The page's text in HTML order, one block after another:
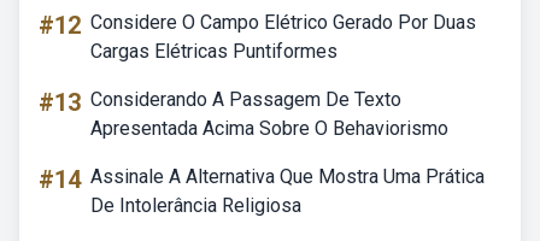
#12 Considere O Campo Elétrico Gerado Por Duas
Cargas Elétricas Puntiformes
#13 Considerando A Passagem De Texto
Apresentada Acima Sobre O Behaviorismo
#14 Assinale A Alternativa Que Mostra Uma Prática
De Intolerância Religiosa